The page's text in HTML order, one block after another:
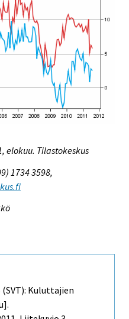
elokuu. Tilastokeskus
1734 3598,
Kuluttajien